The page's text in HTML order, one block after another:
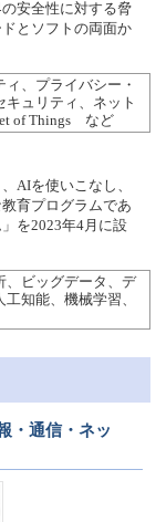
安全性に対する脅
とソフトの両面か
、プライバシー・
ュリティ、ネット
of Things など
AIを使いこなし、
育プログラムであ
を2023年4月に設
、ビッグデータ、デ
知能、機械学習、
・通信・ネッ